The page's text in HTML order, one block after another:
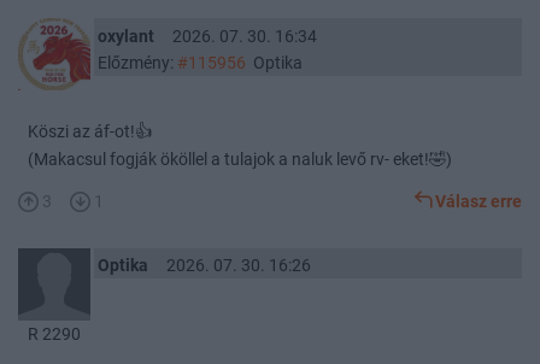
oxylant
2026. 07. 30. 16:34
Előzmény: #115956 Optika
Köszi az áf-ot!👍
(Makacsul fogják ököllel a tulajok a naluk levő rv- eket!🤣)
3 1 Válasz erre
Optika 2026. 07. 30. 16:26
R 2290